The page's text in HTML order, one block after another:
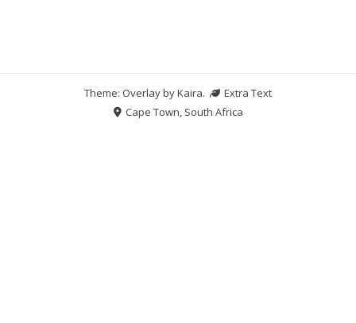
Theme: Overlay byKaira.
Extra Text
Cape Town, South Africa